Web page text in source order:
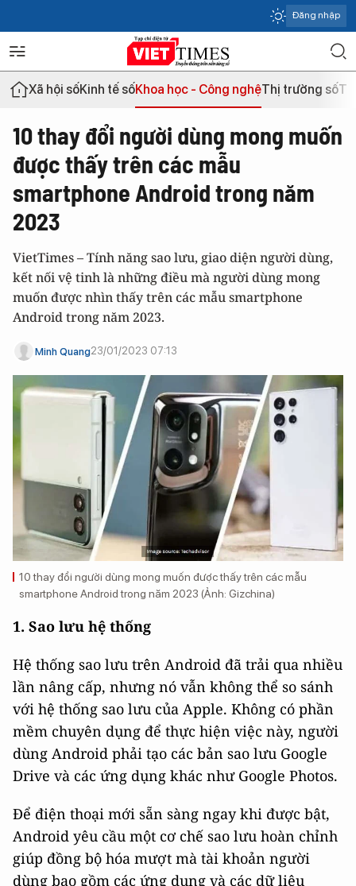
Đăng nhập
Xã hội sốKinh tế sốKhoa học - Công nghệThị trường số
10 thay đổi người dùng mong muốn
được thấy trên các mẫu
smartphone Android trong năm
2023
VietTimes – Tính năng sao lưu, giao diện người dùng,
kết nối vệ tinh là những điều mà người dùng mong
muốn được nhìn thấy trên các mẫu smartphone
Android trong năm 2023.
Minh Quang23/01/2023 07:13
10 thay đổi người dùng mong muốn được thấy trên các mẫu
smartphone Android trong năm 2023 (Ảnh: Gizchina)
1. Sao lưu hệ thống
Hệ thống sao lưu trên Android đã trải qua nhiều
lần nâng cấp, nhưng nó vẫn không thể so sánh
với hệ thống sao lưu của Apple. Không có phần
mềm chuyên dụng để thực hiện việc này, người
dùng Android phải tạo các bản sao lưu Google
Drive và các ứng dụng khác như Google Photos.
Để điện thoại mới sẵn sàng ngay khi được bật,
Android yêu cầu một cơ chế sao lưu hoàn chỉnh
giúp đồng bộ hóa mượt mà tài khoản người
dùng bao gồm các ứng dụng và các dữ liệu